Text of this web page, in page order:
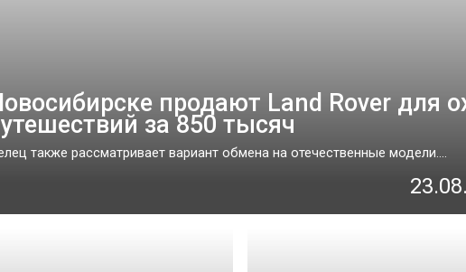
продают Land Rover для
за 850 тысяч
также рассматривает вариант обмена на отечественные модели....